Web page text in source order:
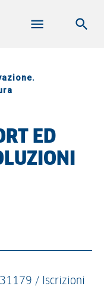
ED
31179 / Iscrizioni